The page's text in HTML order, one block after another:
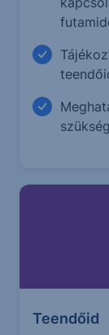
Teendőid